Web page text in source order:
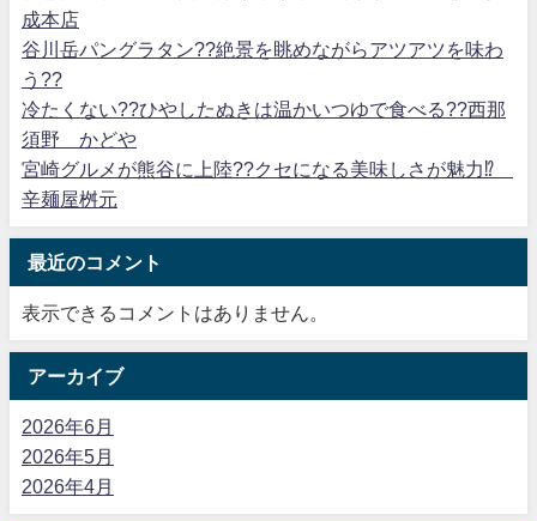
成本店
谷川岳パングラタン??絶景を眺めながらアツアツを味わ
う??
冷たくない??ひやしたぬきは温かいつゆで食べる??西那
須野 かどや
宮崎グルメが熊谷に上陸??クセになる美味しさが魅力⁉
辛麺屋桝元
最近のコメント
表示できるコメントはありません。
アーカイブ
2026年6月
2026年5月
2026年4月